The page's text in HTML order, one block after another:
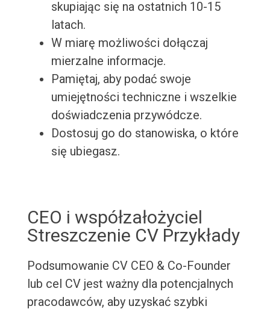
skupiając się na ostatnich 10-15
latach.
W miarę możliwości dołączaj
mierzalne informacje.
Pamiętaj, aby podać swoje
umiejętności techniczne i wszelkie
doświadczenia przywódcze.
Dostosuj go do stanowiska, o które
się ubiegasz.
CEO i współzałożyciel
Streszczenie CV Przykłady
Podsumowanie CV CEO & Co-Founder
lub cel CV jest ważny dla potencjalnych
pracodawców, aby uzyskać szybki